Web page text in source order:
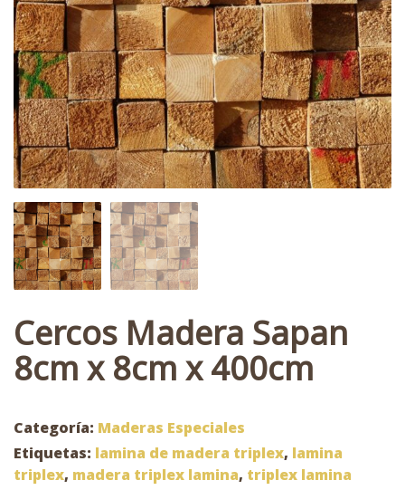
Cercos Madera Sapan
8cm x 8cm x 400cm
Categoría: Maderas Especiales
Etiquetas: lamina de madera triplex, lamina
triplex, madera triplex lamina, triplex lamina